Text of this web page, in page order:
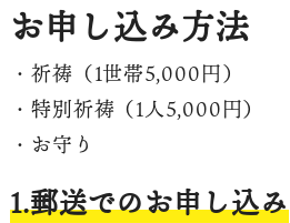
お申し込み方法
・祈祷（1世帯5,000円）
・特別祈祷（1人5,000円）
・お守り
1.郵送でのお申し込み